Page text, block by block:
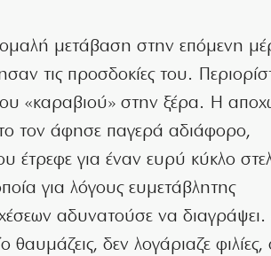
ομαλή μετάβαση στην επόμενη
τις προσδοκίες του.
«καραβιού» στην ξέρα. Η
τον άφησε παγερά αδιάφορο,
έτρεφε για έναν ευρύ κύκλο
για λόγους ευμετάβλητης
αδυνατούσε να
θαυμάζεις, δεν λογάριαζε φιλίες,